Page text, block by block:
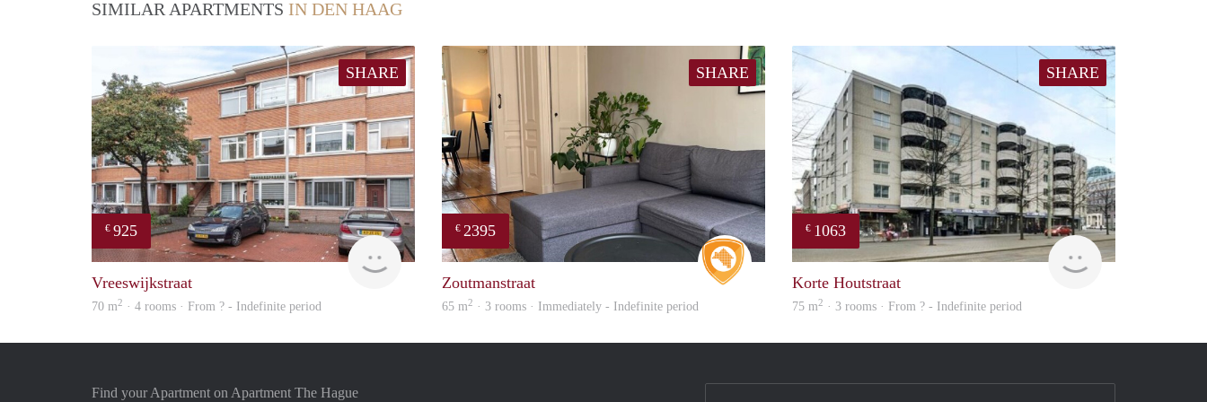
SIMILAR APARTMENTS IN DEN HAAG
SHARE
€ 925
finder
Vreeswijkstraat
70 m2 · 4 rooms · From ? - Indefinite period
SHARE
€ 2395
Real Estate
Zoutmanstraat
65 m2 · 3 rooms · Immediately - Indefinite period
SHARE
€ 1063
finder
Korte Houtstraat
75 m2 · 3 rooms · From ? - Indefinite period
Find your Apartment on Apartment The Hague